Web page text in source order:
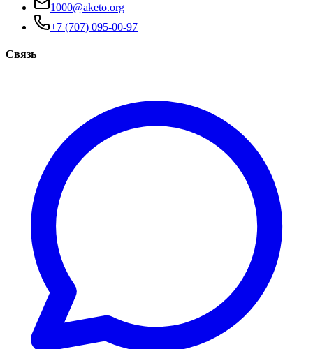
1000@aketo.org
+7 (707) 095-00-97
Связь